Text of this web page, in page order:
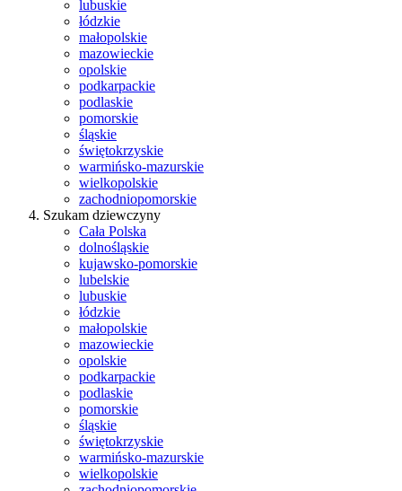
lubuskie
łódzkie
małopolskie
mazowieckie
opolskie
podkarpackie
podlaskie
pomorskie
śląskie
świętokrzyskie
warmińsko-mazurskie
wielkopolskie
zachodniopomorskie
Szukam dziewczyny
Cała Polska
dolnośląskie
kujawsko-pomorskie
lubelskie
lubuskie
łódzkie
małopolskie
mazowieckie
opolskie
podkarpackie
podlaskie
pomorskie
śląskie
świętokrzyskie
warmińsko-mazurskie
wielkopolskie